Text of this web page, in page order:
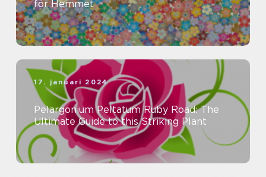
för Hemmet
17. januari 2024
Pelargonium Peltatum Ruby Road: The
Ultimate Guide to this Striking Plant